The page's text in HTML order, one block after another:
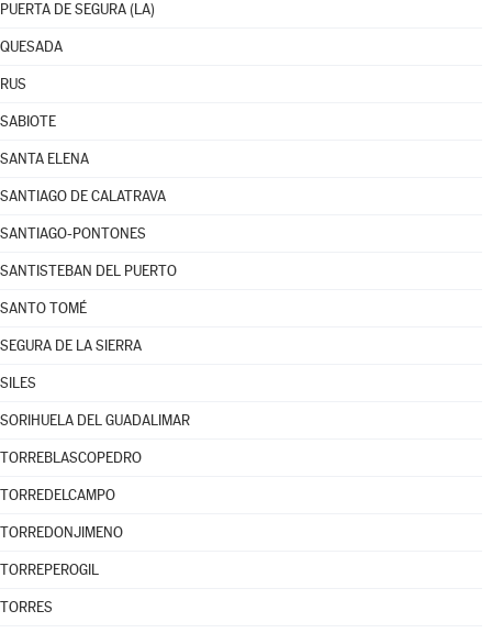
PUERTA DE SEGURA (LA)
QUESADA
RUS
SABIOTE
SANTA ELENA
SANTIAGO DE CALATRAVA
SANTIAGO-PONTONES
SANTISTEBAN DEL PUERTO
SANTO TOMÉ
SEGURA DE LA SIERRA
SILES
SORIHUELA DEL GUADALIMAR
TORREBLASCOPEDRO
TORREDELCAMPO
TORREDONJIMENO
TORREPEROGIL
TORRES